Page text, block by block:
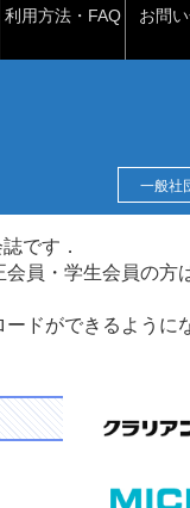
利用方法・FAQ お問
一般社
です．
員・学生会員の方
ドができるように